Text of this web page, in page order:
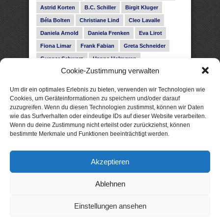
Cookie-Zustimmung verwalten
Um dir ein optimales Erlebnis zu bieten, verwenden wir Technologien wie
Cookies, um Geräteinformationen zu speichern und/oder darauf
zuzugreifen. Wenn du diesen Technologien zustimmst, können wir Daten
wie das Surfverhalten oder eindeutige IDs auf dieser Website verarbeiten.
Wenn du deine Zustimmung nicht erteilst oder zurückziehst, können
bestimmte Merkmale und Funktionen beeinträchtigt werden.
Akzeptieren
Ablehnen
Einstellungen ansehen
Astrid Korten B.C. Schiller Birgit Kluger
Béla Bolten Christiane Lind Cleo Lavalle
Daniela Arnold Daniela Frenken Eva Lirot
Fiona Limar Frank Fabian Greta Schneider
Gunnar Schwarz Hanna Holmgren
Heike Fröhling Ina Glahe Ivo Pala J. Vellguth
Leonie Haubrich Lilly Labord Livia Pipes
Malin Blunk Marcus Hünnebeck Martin Krist
Melisa Schwermer Nele Bruun Nika Lubitsch
Noah Fitz Nora Amelie René Junge
Subina Giuletti